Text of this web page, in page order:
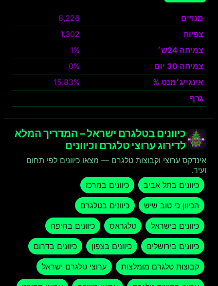
מנויים
8,226
צפיות
1,302
צמיחה 24ש׳
1%
צמיחה 30 יום
0%
אינגייג׳מנט %
15.83%
גרף
כיוונים בטלגרם ישראל – המדריך המלא
לדירוג ערוצי טלגרם וכיוונים
אינדקס ערוצי וקבוצות טלגרם — מצאו כיוונים לפי תחום
ועיר.
כיוונים בתל אביב
כיוונים במרכז
הכיוון כי טוב שיש כיוונים בטלגרם
כיוונים בישראל טלגראס כיוונים בחיפה
כיוונים בירושלים כיוונים בצפון כיוונים בדרום
קבוצות טלגרם מומלצות ערוצי טלגרם ישראל